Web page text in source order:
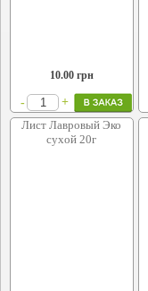
10.00грн
- +
Лист Лавровый Эко
сухой 20г